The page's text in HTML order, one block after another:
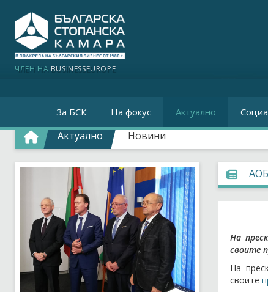
ЧЛЕН НА BUSINESSEUROPE
За БСК На фокус Актуално
Актуално Новини
На
своите
На
своите